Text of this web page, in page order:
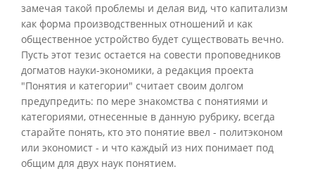
замечая такой проблемы и делая вид, что капитализм
как форма производственных отношений и как
общественное устройство будет существовать вечно.
Пусть этот тезис остается на совести проповедников
догматов науки-экономики, а редакция проекта
"Понятия и категории" считает своим долгом
предупредить: по мере знакомства с понятиями и
категориями, отнесенные в данную рубрику, всегда
старайте понять, кто это понятие ввел - политэконом
или экономист - и что каждый из них понимает под
общим для двух наук понятием.